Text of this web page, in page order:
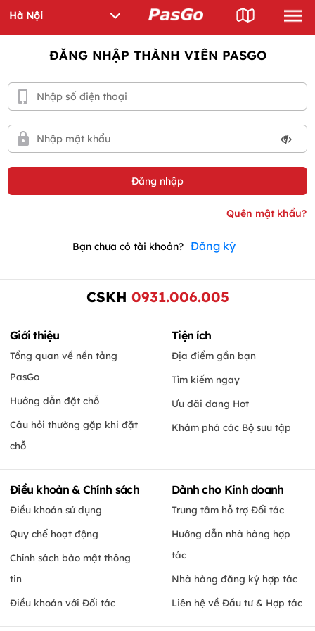
ĐĂNG NHẬP THÀNH VIÊN PASGO
Bạn chưa có tài khoản? Đăng ký
CSKH 0931.006.005
Giới thiệu
Tổng quan về nền tảng
PasGo
Hướng dẫn đặt chỗ
Câu hỏi thường gặp khi đặt
chỗ
Tiện ích
Địa điểm gần bạn
Tìm kiếm ngay
Ưu đãi đang Hot
Khám phá các Bộ sưu tập
Điều khoản & Chính sách
Điều khoản sử dụng
Quy chế hoạt động
Chính sách bảo mật thông
tin
Điều khoản với Đối tác
Dành cho Kinh doanh
Trung tâm hỗ trợ Đối tác
Hướng dẫn nhà hàng hợp
tác
Nhà hàng đăng ký hợp tác
Liên hệ về Đầu tư & Hợp tác